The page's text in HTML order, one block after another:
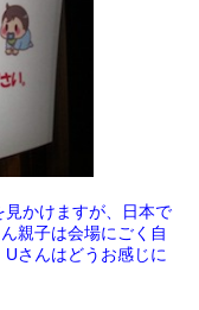
かけますが、日本で
親子は会場にごく自
さんはどうお感じに